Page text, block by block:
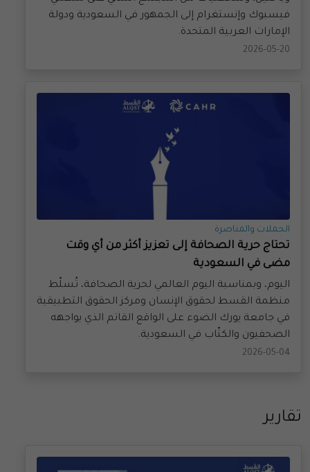
الإمارات العربية المتحدة.
2026-05-20
تحتاج حرية الصحافة إلى تعزيز أكثر من أي وقت
مضى في السعودية
اليوم، وبمناسبة اليوم العالمي لحرية الصحافة، تُسلّط
منظمة القسط لحقوق الإنسان ومركز الحقوق التطبيقية
في جامعة يورك الضوء على الواقع القاتم الذي يواجهه
الصحفيون والكتّاب في السعودية.
2026-05-04